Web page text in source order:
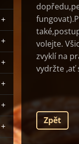
volejte.
zvyklí na
vydržte ,ať
Zpět